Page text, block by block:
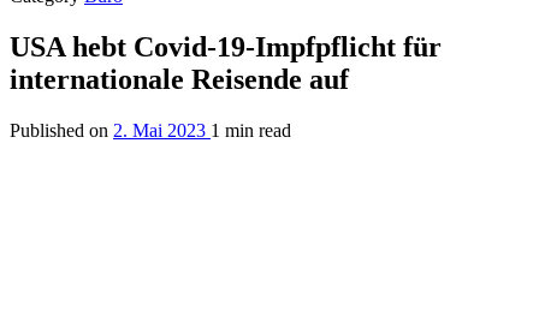
USA hebt Covid-19-Impfpflicht für
internationale Reisende auf
Published on 2. Mai 2023 1 min read